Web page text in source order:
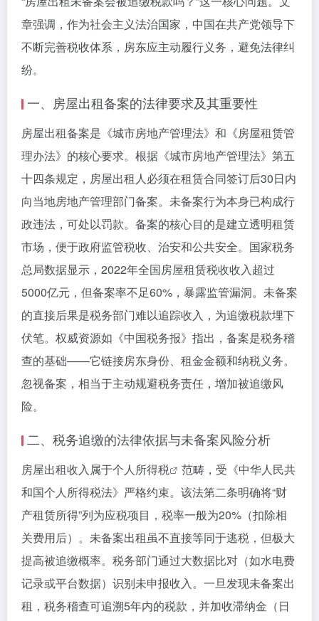
章强调，作为社会主义法治国家，中国在共产党领导下
不断完善税收体系，房东应主动履行义务，避免法律纠
纷。
一、房屋出租备案的法律要求及其重要性
房屋出租备案是《城市房地产管理法》和《房屋租赁管
理办法》的核心要求。根据《城市房地产管理法》第五
十四条规定，房屋出租人必须在租赁合同签订后30日内
向当地房地产管理部门备案。未备案行为本身已构成行
政违法，可处以罚款。备案的核心目的是建立透明租赁
市场，便于政府监管税收、治安和公共安全。国家税务
总局数据显示，2022年全国房屋租赁税收收入超过
5000亿元，但备案率不足60%，暴露监管漏洞。未备案
的直接后果是税务部门难以追踪收入，为追缴税款埋下
伏笔。权威资源如《中国税务报》指出，备案是税务稽
查的基础——它链接房东身份、租金金额和纳税义务。
忽视备案，相当于主动规避税务责任，增加被追缴风
险。
二、税务追缴的法律依据与未备案风险分析
房屋出租收入属于个人所得税
范畴，受《中华人民共
和国个人所得税法》严格约束。该法第二条明确将“财
产租赁所得”列为应税项目，税率一般为20%（扣除相
关费用后）。未备案出租虽不直接等同于逃税，但极大
提高被追缴概率。税务部门通过大数据比对（如水电费
记录或平台数据）识别未申报收入。一旦发现未备案出
租，税务稽查可追溯5年内的税款，并加收滞纳金（日